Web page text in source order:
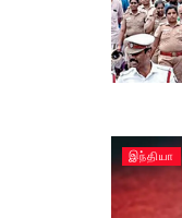
இந்தியா